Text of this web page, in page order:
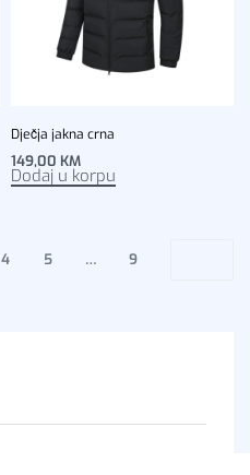
Dječja jakna crna
149,00 KM
Dodaj u korpu
4 5 … 9